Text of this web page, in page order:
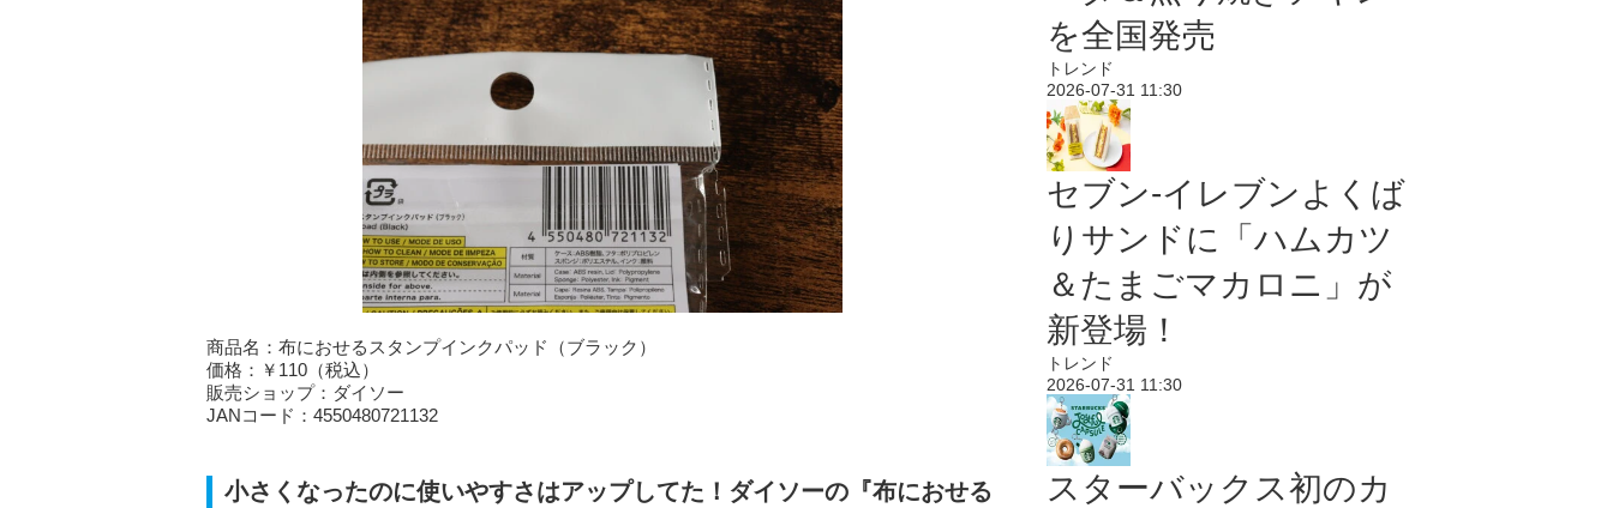
商品名：布におせるスタンプインクパッド（ブラック）
価格：￥110（税込）
販売ショップ：ダイソー
JANコード：4550480721132
小さくなったのに使いやすさはアップしてた！ダイソーの『布におせる
を全国発売
トレンド
2026-07-31 11:30
セブン‐イレブンよくば
りサンドに「ハムカツ
＆たまごマカロニ」が
新登場！
トレンド
2026-07-31 11:30
スターバックス初のカ